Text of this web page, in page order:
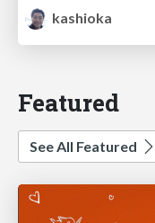
kashioka
Featured
See All Featured